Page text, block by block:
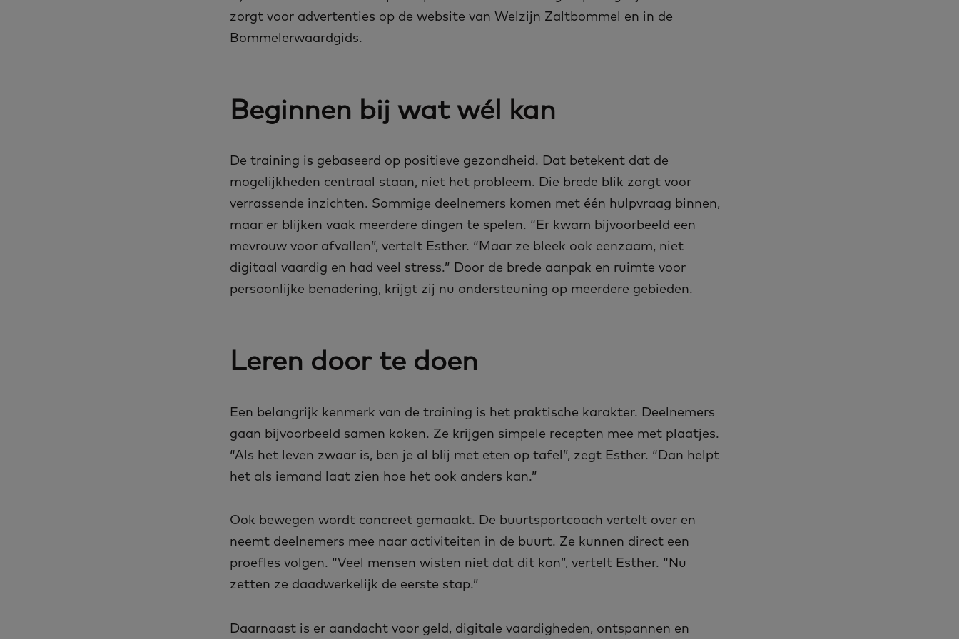
zorgt voor advertenties op de website van Welzijn Zaltbommel en in de
Bommelerwaardgids.
Beginnen bij wat wél kan
De training is gebaseerd op positieve gezondheid. Dat betekent dat de
mogelijkheden centraal staan, niet het probleem. Die brede blik zorgt voor
verrassende inzichten. Sommige deelnemers komen met één hulpvraag binnen,
maar er blijken vaak meerdere dingen te spelen. “Er kwam bijvoorbeeld een
mevrouw voor afvallen”, vertelt Esther. “Maar ze bleek ook eenzaam, niet
digitaal vaardig en had veel stress.” Door de brede aanpak en ruimte voor
persoonlijke benadering, krijgt zij nu ondersteuning op meerdere gebieden.
Leren door te doen
Een belangrijk kenmerk van de training is het praktische karakter. Deelnemers
gaan bijvoorbeeld samen koken. Ze krijgen simpele recepten mee met plaatjes.
“Als het leven zwaar is, ben je al blij met eten op tafel”, zegt Esther. “Dan helpt
het als iemand laat zien hoe het ook anders kan.”
Ook bewegen wordt concreet gemaakt. De buurtsportcoach vertelt over en
neemt deelnemers mee naar activiteiten in de buurt. Ze kunnen direct een
proefles volgen. “Veel mensen wisten niet dat dit kon”, vertelt Esther. “Nu
zetten ze daadwerkelijk de eerste stap.”
Daarnaast is er aandacht voor geld, digitale vaardigheden, ontspannen en